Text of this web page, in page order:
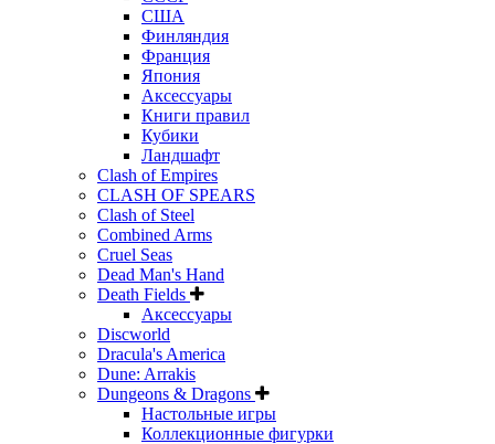
США
Финляндия
Франция
Япония
Аксессуары
Книги правил
Кубики
Ландшафт
Clash of Empires
CLASH OF SPEARS
Clash of Steel
Combined Arms
Cruel Seas
Dead Man's Hand
Death Fields
Аксессуары
Discworld
Dracula's America
Dune: Arrakis
Dungeons & Dragons
Настольные игры
Коллекционные фигурки